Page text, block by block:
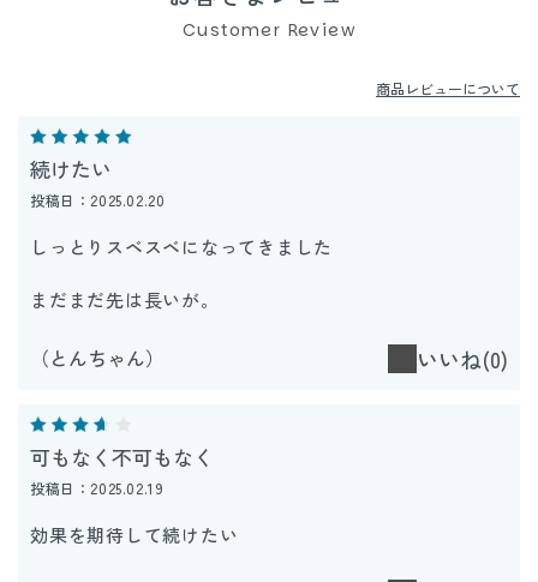
Customer Review
商品レビューについて
続けたい
投稿日：2025.02.20
しっとりスベスベになってきました
まだまだ先は長いが。
（とんちゃん） いいね(0)
可もなく不可もなく
投稿日：2025.02.19
効果を期待して続けたい